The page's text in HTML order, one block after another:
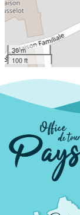
30 m
100 ft